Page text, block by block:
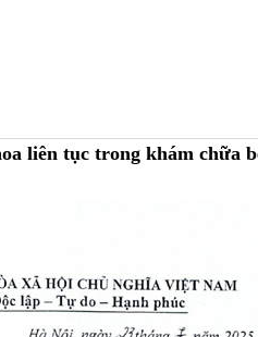
liên tục trong khám chữa